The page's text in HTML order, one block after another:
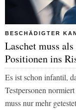
BESCHÄDIGTER
Laschet muss
Positionen ins
Es ist schon infantil,
Testpersonen
muss nur mehr